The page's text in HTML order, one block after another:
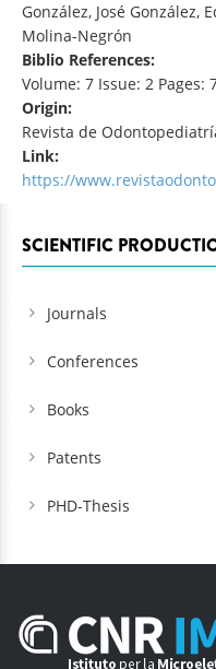
González, José González,
Molina-Negrón
Biblio References:
Volume: 7 Issue: 2 Pages:
Origin:
Revista de
Link:
https://
SCIENTIFIC
Journals
Conferences
Books
Patents
PHD-Thesis